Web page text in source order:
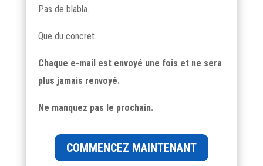
Pas de blabla.
Que du concret.
Chaque e-mail est envoyé une fois et ne sera
plus jamais renvoyé.
Ne manquez pas le prochain.
COMMENCEZ MAINTENANT